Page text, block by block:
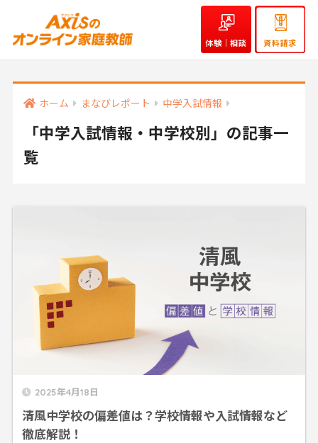
体験｜相談 資料請求
ホーム まなびレポート 中学入試情報
「中学入試情報・中学校別」の記事一
覧
2025年4月18日
清風中学校の偏差値は？学校情報や入試情報など
徹底解説！